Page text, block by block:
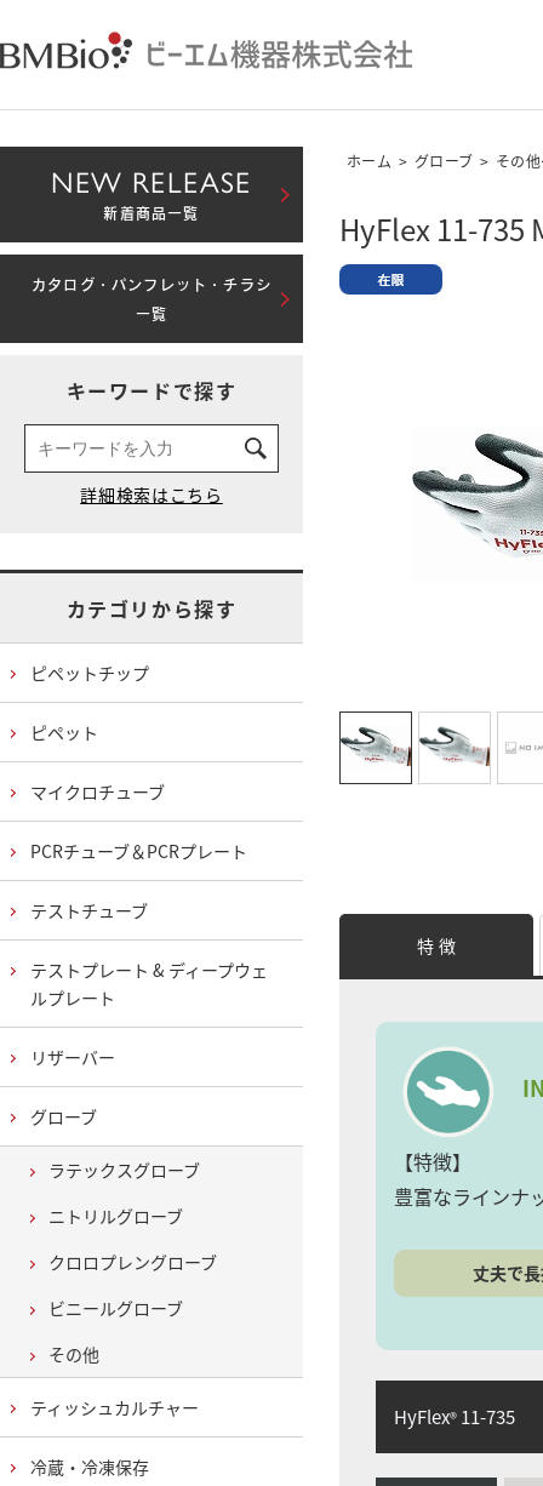
ホーム > グローブ > その
HyFlex 11-735
特 徴
【特徴】
豊富なラインナ
丈夫で
HyFlex® 11-735
NEW RELEASE
新着商品一覧
カタログ・パンフレット・チラシ
一覧
キーワードで探す
カテゴリから探す
ピペットチップ
ピペット
マイクロチューブ
PCRチューブ＆PCRプレート
テストチューブ
テストプレート & ディープウェ
ルプレート
リザーバー
グローブ
ラテックスグローブ
ニトリルグローブ
クロロプレングローブ
ビニールグローブ
その他
ティッシュカルチャー
冷蔵・冷凍保存